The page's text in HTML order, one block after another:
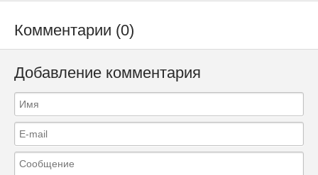
Комментарии (0)
Добавление комментария